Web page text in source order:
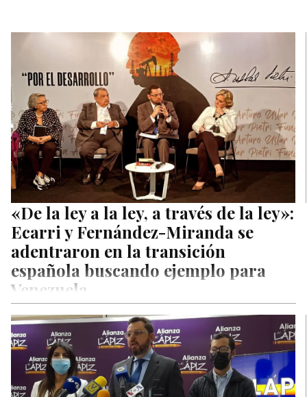
«De la ley a la ley, a través de la ley»:
Ecarri y Fernández-Miranda se
adentraron en la transición
española buscando ejemplo para
Venezuela